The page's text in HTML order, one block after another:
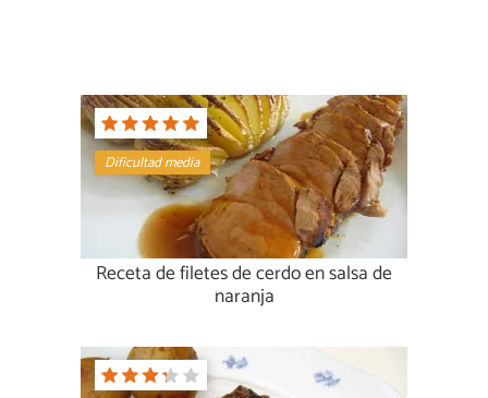
Dificultad media
Receta de filetes de cerdo en salsa de
naranja